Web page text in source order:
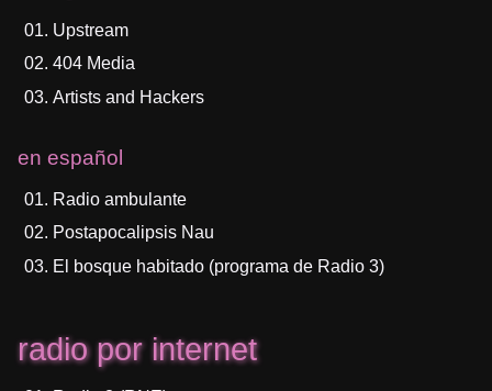
Upstream
404 Media
Artists and Hackers
en español
Radio ambulante
Postapocalipsis Nau
El bosque habitado (programa de Radio 3)
radio por internet